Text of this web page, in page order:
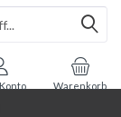
Warenkorb